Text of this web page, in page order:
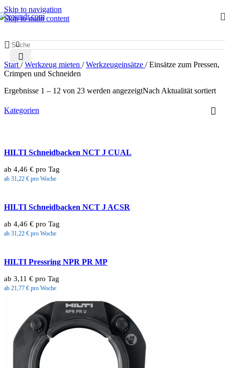
Skip to navigation
Skip to main content
Start / Werkzeug mieten / Werkzeugeinsätze / Einsätze zum Pressen,
Crimpen und Schneiden
Ergebnisse 1 – 12 von 23 werden angezeigtNach Aktualität sortiert
Kategorien
HILTI Schneidbacken NCT J CUAL
ab 4,46 € pro Tag
ab 31,22 € pro Woche
HILTI Schneidbacken NCT J ACSR
ab 4,46 € pro Tag
ab 31,22 € pro Woche
HILTI Pressring NPR PR MP
ab 3,11 € pro Tag
ab 21,77 € pro Woche